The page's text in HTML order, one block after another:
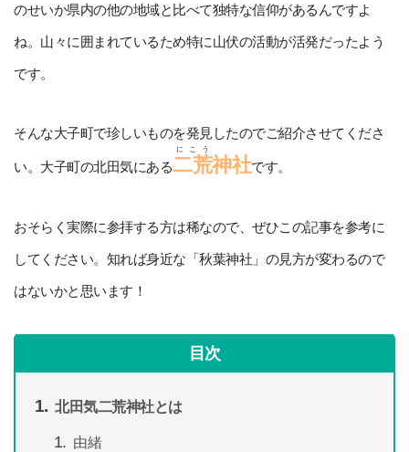
のせいか県内の他の地域と比べて独特な信仰があるんですよ
ね。山々に囲まれているため特に山伏の活動が活発だったよう
です。
そんな大子町で珍しいものを発見したのでご紹介させてくださ
い。大子町の北田気にある二荒
にこう
神社です。
おそらく実際に参拝する方は稀なので、ぜひこの記事を参考に
してください。知れば身近な「秋葉神社」の見方が変わるので
はないかと思います！
目次
北田気二荒神社とは
由緒